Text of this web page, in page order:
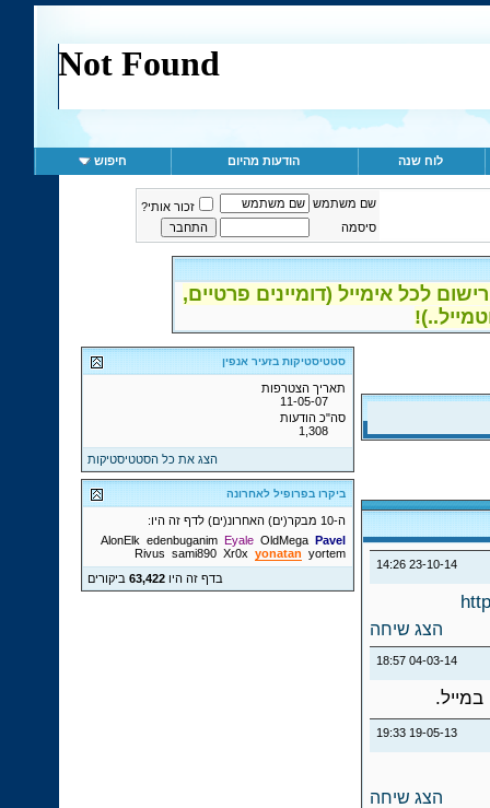
לוח שנה הודעות מהיום חיפוש
שם משתמש
זכור אותי?
סיסמה
לכל אימייל (דומיינים פרטיים,
23-10-14
14:26
הצג שיחה
04-03-14
18:57
19-05-13
19:33
הצג שיחה
סטטיסטיקות בזעיר אנפין
תאריך הצטרפות
11-05-07
סה"כ הודעות
1,308
הצג את כל הסטטיסטיקות
ביקרו בפרופיל לאחרונה
ה-10 מבקר(ים) האחרונ(ים) לדף זה היו:
AlonElk edenbuganim Eyale OldMega Pavel
Rivus sami890 Xr0x yonatan yortem
בדף זה היו63,422 ביקורים